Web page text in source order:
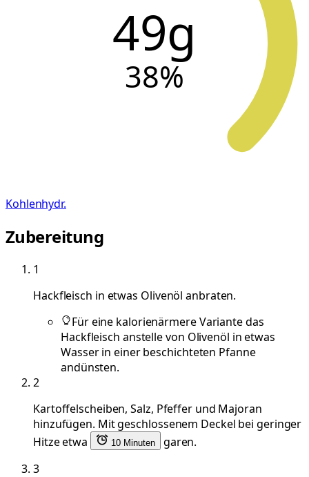
49g
38%
Kohlenhydr.
Zubereitung
1
Hackfleisch in etwas Olivenöl anbraten.
Für eine kalorienärmere Variante das
Hackfleisch anstelle von Olivenöl in etwas
Wasser in einer beschichteten Pfanne
andünsten.
2
Kartoffelscheiben, Salz, Pfeffer und Majoran
hinzufügen. Mit geschlossenem Deckel bei geringer
Hitze etwa
10 Minuten
garen.
3